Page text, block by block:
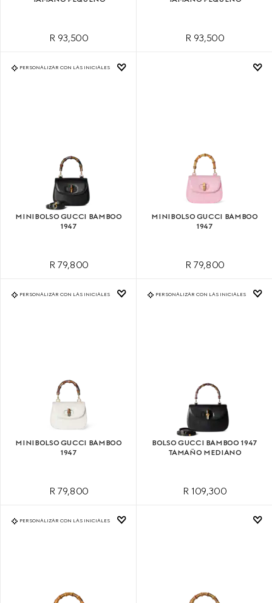
R 93,500 R 93,500
PERSONALIZAR CON LAS INICIALES
MINIBOLSO GUCCI BAMBOO
1947
R 79,800
MINIBOLSO GUCCI BAMBOO
1947
R 79,800
PERSONALIZAR CON LAS INICIALES
MINIBOLSO GUCCI BAMBOO
1947
R 79,800
PERSONALIZAR CON LAS INICIALES
BOLSO GUCCI BAMBOO 1947
TAMAÑO MEDIANO
R 109,300
PERSONALIZAR CON LAS INICIALES